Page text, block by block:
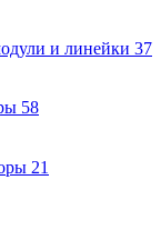
и линейки 37
58
21